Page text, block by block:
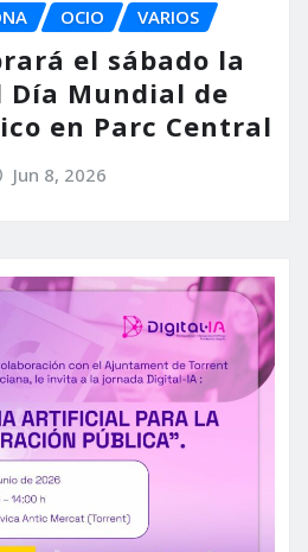
OCIO VARIOS
el sábado la
Día Mundial de
en Parc Central
Jun 8, 2026